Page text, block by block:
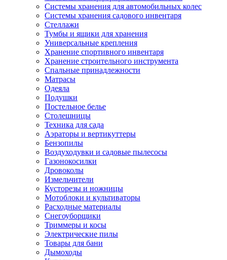
Системы хранения для автомобильных колес
Системы хранения садового инвентаря
Стеллажи
Тумбы и ящики для хранения
Универсальные крепления
Хранение спортивного инвентаря
Хранение строительного инструмента
Спальные принадлежности
Матрасы
Одеяла
Подушки
Постельное белье
Столешницы
Техника для сада
Аэраторы и вертикуттеры
Бензопилы
Воздуходувки и садовые пылесосы
Газонокосилки
Дровоколы
Измельчители
Кусторезы и ножницы
Мотоблоки и культиваторы
Расходные материалы
Снегоуборщики
Триммеры и косы
Электрические пилы
Товары для бани
Дымоходы